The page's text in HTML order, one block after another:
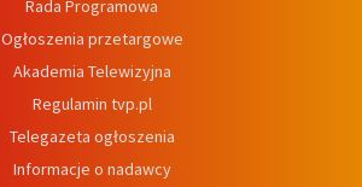
Rada Programowa
Ogłoszenia przetargowe
Akademia Telewizyjna
Regulamin tvp.pl
Telegazeta ogłoszenia
Informacje o nadawcy